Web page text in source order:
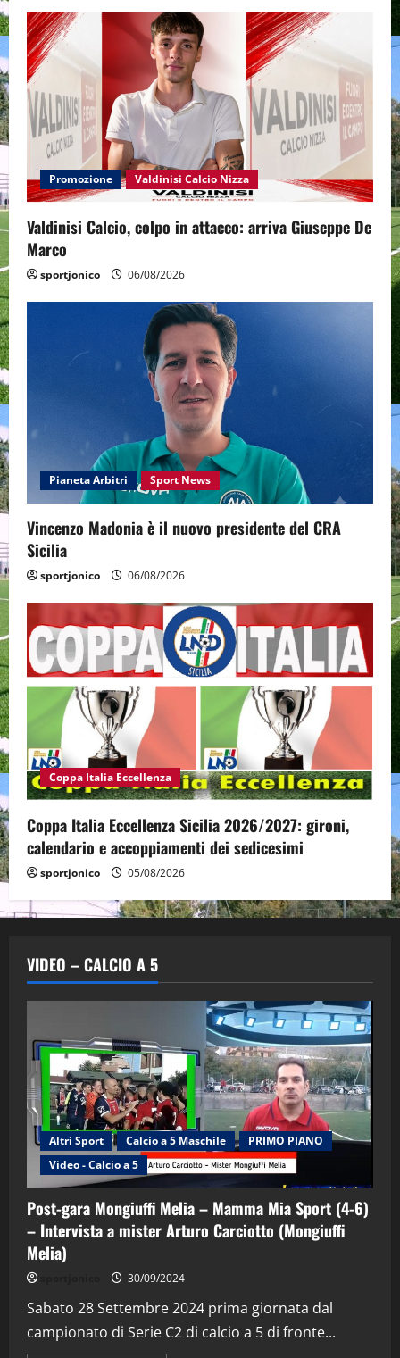
Promozione Valdinisi Calcio Nizza
Valdinisi Calcio, colpo in attacco: arriva Giuseppe De
Marco
sportjonico 06/08/2026
Pianeta Arbitri Sport News
Vincenzo Madonia è il nuovo presidente del CRA
Sicilia
sportjonico 06/08/2026
Coppa Italia Eccellenza
Coppa Italia Eccellenza Sicilia 2026/2027: gironi,
calendario e accoppiamenti dei sedicesimi
sportjonico 05/08/2026
VIDEO – CALCIO A 5
Altri Sport Calcio a 5 Maschile
PRIMO PIANO
Video - Calcio a 5
Post-gara Mongiuffi Melia – Mamma Mia Sport (4-6)
– Intervista a mister Arturo Carciotto (Mongiuffi
Melia)
30/09/2024
Sabato 28 Settembre 2024 prima giornata dal
campionato di Serie C2 di calcio a 5 di fronte...
2
“SportEmpire” in Podcast: 29^ Puntata
(Martedi 28 Aprile 2026)
28/04/2026